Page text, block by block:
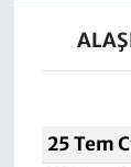
25 Tem